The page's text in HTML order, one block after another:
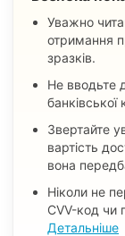
Уважно
отримання
зразків.
Не вводьте
банківської
Звертайте
вартість
вона
Ніколи не
CVV-код чи
Детальніше